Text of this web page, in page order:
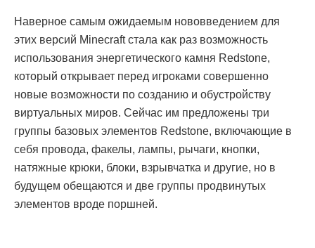
Наверное самым ожидаемым нововведением для
этих версий Minecraft стала как раз возможность
использования энергетического камня Redstone,
который открывает перед игроками совершенно
новые возможности по созданию и обустройству
виртуальных миров. Сейчас им предложены три
группы базовых элементов Redstone, включающие в
себя провода, факелы, лампы, рычаги, кнопки,
натяжные крюки, блоки, взрывчатка и другие, но в
будущем обещаются и две группы продвинутых
элементов вроде поршней.